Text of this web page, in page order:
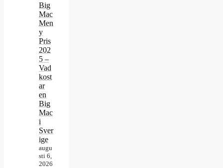
Big
Mac
Men
y
Pris
202
5 –
Vad
kost
ar
en
Big
Mac
i
Sver
ige
augu
sti 6,
2026